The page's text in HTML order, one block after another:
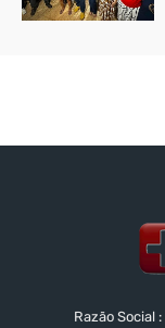
Razão Social